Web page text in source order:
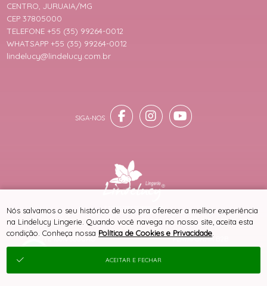
SITE 100% SEGURO PLATAFORMA B2B
CENTRO, JURUAIA/MG
CEP 37805000
TELEFONE +55 (35) 99264-0012
WHATSAPP +55 (35) 99264-0012
lindelucy@lindelucy.com.br
® TODOS DIREITOS RESERVADOS
Nós salvamos o seu histórico de uso pra oferecer a melhor experiência
na Lindelucy Lingerie. Quando você navega no nosso site, aceita esta
condição. Conheça nossa Política de Cookies e Privacidade
ACEITAR E FECHAR